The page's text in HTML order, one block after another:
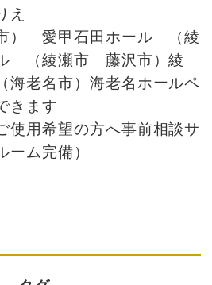
え
） 愛甲石田ホール （綾
（綾瀬市 藤沢市）綾
老名市）海老名ホールペ
きます
用希望の方へ事前相談サ
ーム完備）